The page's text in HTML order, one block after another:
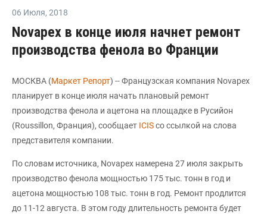
06 Июля, 2018
Novapex в конце июля начнет ремонт
производства фенола во Франции
МОСКВА (Маркет Репорт) -- Французская компания Novapex
планирует в конце июля начать плановый ремонт
производства фенола и ацетона на площадке в Русийон
(Roussillon, Франция), сообщает ICISсо ссылкой на слова
представителя компании.
По словам источника, Novapex намерена 27 июля закрыть
производство фенола мощностью 175 тыс. тонн в год и
ацетона мощностью 108 тыс. тонн в год. Ремонт продлится
до 11-12 августа. В этом году длительность ремонта будет